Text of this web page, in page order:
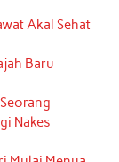
Akal Sehat
Baru
Nakes